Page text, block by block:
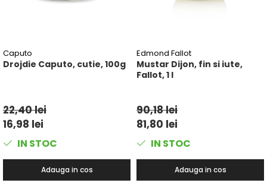
Caputo
Drojdie Caputo, cutie, 100g
22,40 lei
16,98 lei
IN STOC
Adauga in cos
Edmond Fallot
Mustar Dijon, fin si iute,
Fallot, 1 l
90,18 lei
81,80 lei
IN STOC
Adauga in cos